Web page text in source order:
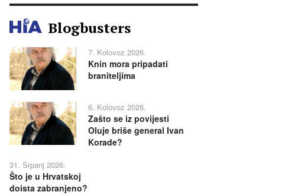
Blogbusters
7. Kolovoz 2026.
Knin mora pripadati
braniteljima
6. Kolovoz 2026.
Zašto se iz povijesti
Oluje briše general Ivan
Korade?
31. Srpanj 2026.
Što je u Hrvatskoj
doista zabranjeno?